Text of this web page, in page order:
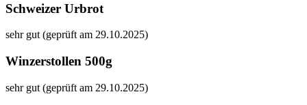
Schweizer Urbrot
sehr gut (geprüft am 29.10.2025)
Winzerstollen 500g
sehr gut (geprüft am 29.10.2025)